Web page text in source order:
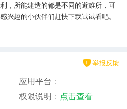
，所能建造的都是不同的避难所，可
兴趣的小伙伴们赶快下载试试看吧。
举报反馈
应用平台：
权限说明： 点击查看